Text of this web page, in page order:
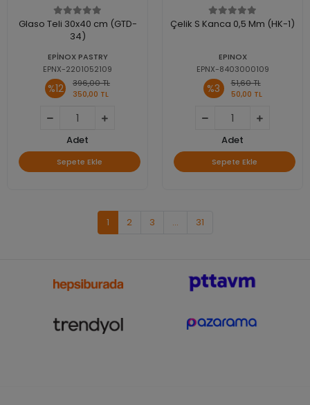
Glaso Teli 30x40 cm (GTD-
34)
EPİNOX PASTRY
EPNX-2201052109
%12
396,00 TL
350,00 TL
Adet
Sepete Ekle
Çelik S Kanca 0,5 Mm (HK-1)
EPINOX
EPNX-8403000109
%3
51,60 TL
50,00 TL
Adet
Sepete Ekle
1 2 3 ... 31